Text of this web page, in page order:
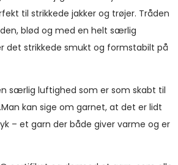
til strikkede jakker og trøjer. Tråden
blød og med en helt særlig
det strikkede smukt og formstabilt på
særlig luftighed som er som skabt til
kan sige om garnet, at det er lidt
– et garn der både giver varme og er